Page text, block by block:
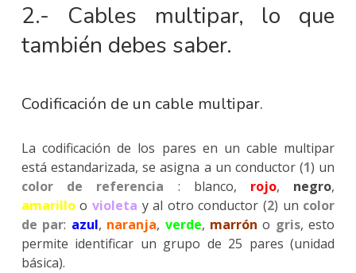
2.- Cables multipar, lo que
también debes saber.
Codificación de un cable multipar.
La codificación de los pares en un cable multipar
está estandarizada, se asigna a un conductor (1) un
color de referencia : blanco, rojo, negro,
amarillo ovioleta y al otro conductor (2) un color
de par: azul, naranja, verde, marrón o gris, esto
permite identificar un grupo de 25 pares (unidad
básica).